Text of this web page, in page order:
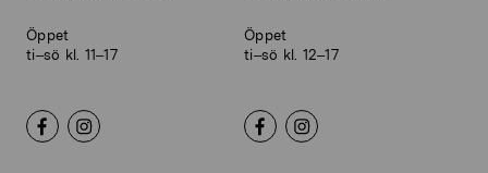
Öppet
ti–sö kl. 11–17
Öppet
ti–sö kl. 12–17